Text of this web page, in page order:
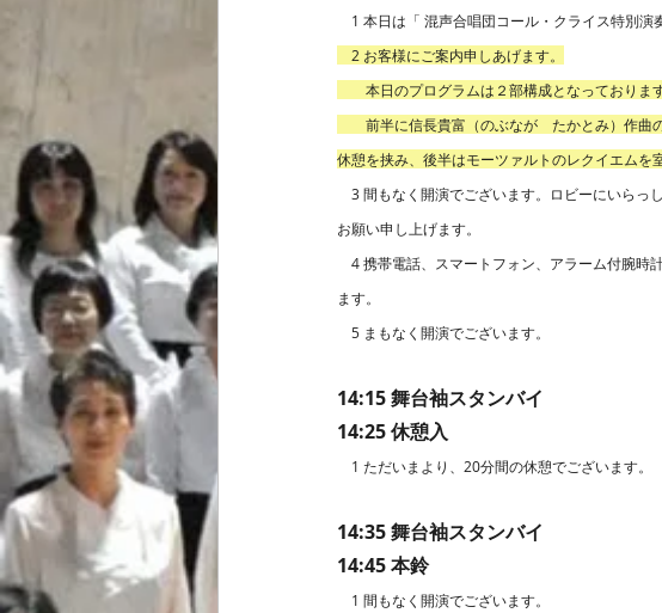
1 本日は「 混声合唱団コール・クライス特別演
2 お客様にご案内申しあげます。
本日のプログラムは２部構成となっております
前半に信⾧貴富（のぶなが　たかとみ）作曲
休憩を挟み、後半はモーツァルトのレクイエムを
3 間もなく開演でございます。ロビーにいらっ
お願い申し上げます。
4 携帯電話、スマートフォン、アラーム付腕時
ます。
5 まもなく開演でございます。
14:15 舞台袖スタンバイ
14:25 休憩入
1 ただいまより、20分間の休憩でございます。
14:35 舞台袖スタンバイ
14:45 本鈴
1 間もなく開演でございます。